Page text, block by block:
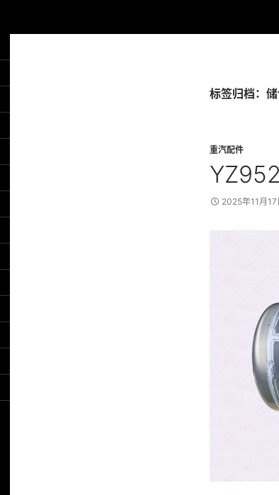
标签归档：
重汽配件
2025年11月17